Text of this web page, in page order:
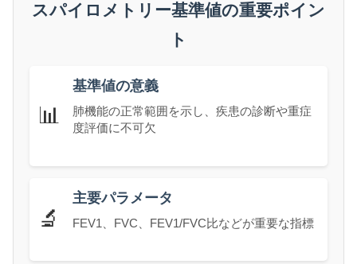
スパイロメトリー基準値の重要ポイン
ト
📊
基準値の意義
肺機能の正常範囲を示し、疾患の診断や重症
度評価に不可欠
🔬
主要パラメータ
FEV1、FVC、FEV1/FVC比などが重要な指標